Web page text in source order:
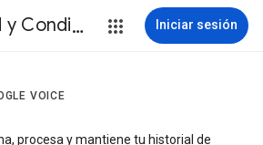
Privacidad y Condiciones Iniciar sesión
VOICE
procesa y mantiene tu historial de